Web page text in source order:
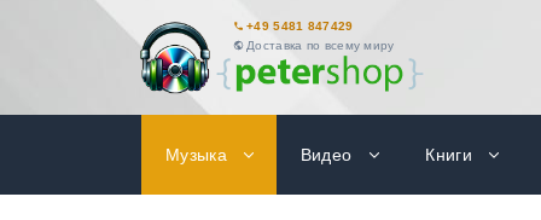
+49 5481 847429
Доставка по всему миру
Музыка Видео Книги